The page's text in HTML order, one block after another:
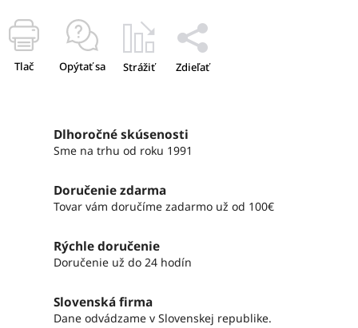
Tlač Opýtať sa Strážiť Zdieľať
Dlhoročné skúsenosti
Sme na trhu od roku 1991
Doručenie zdarma
Tovar vám doručíme zadarmo už od 100€
Rýchle doručenie
Doručenie už do 24 hodín
Slovenská firma
Dane odvádzame v Slovenskej republike.